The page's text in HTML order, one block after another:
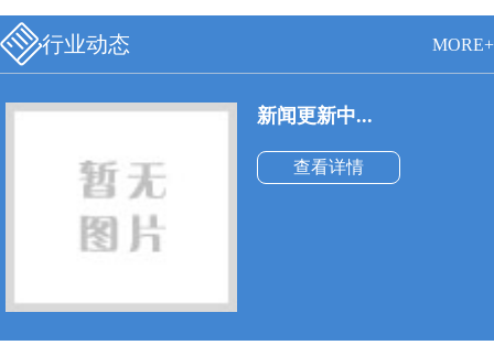
行业动态 MORE+
新闻更新中...
查看详情